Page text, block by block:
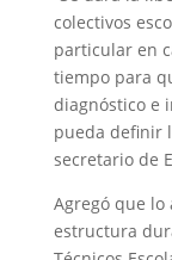
colectivos
particular en
tiempo para
diagnóstico e
pueda definir
secretario de
Agregó que
estructura